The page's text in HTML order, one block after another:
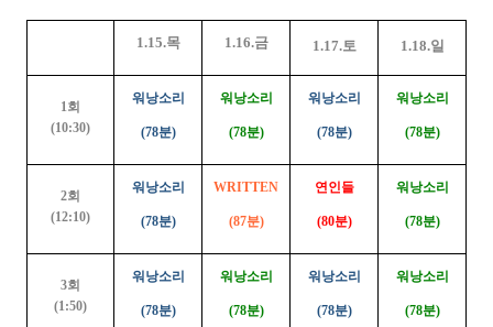
1.15.목 1.16.금 1.17.토 1.18.일
1회
(10:30)
워낭소리
(78분)
워낭소리
(78분)
워낭소리
(78분)
워낭소리
(78분)
2회
(12:10)
워낭소리
(78분)
WRITTEN
(87분)
연인들
(80분)
워낭소리
(78분)
3회
(1:50)
워낭소리
(78분)
워낭소리
(78분)
워낭소리
(78분)
워낭소리
(78분)